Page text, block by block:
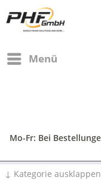
Menü
Mo-Fr: Bei
↓ Kategorie ausklappen